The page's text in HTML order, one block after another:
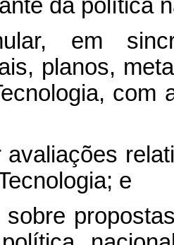
da política
em
planos,
com
avaliações
e